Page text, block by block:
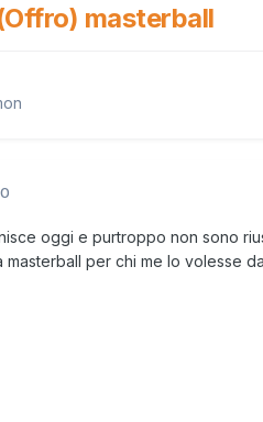
masterball
oggi e purtroppo non sono
masterball per chi me lo volesse